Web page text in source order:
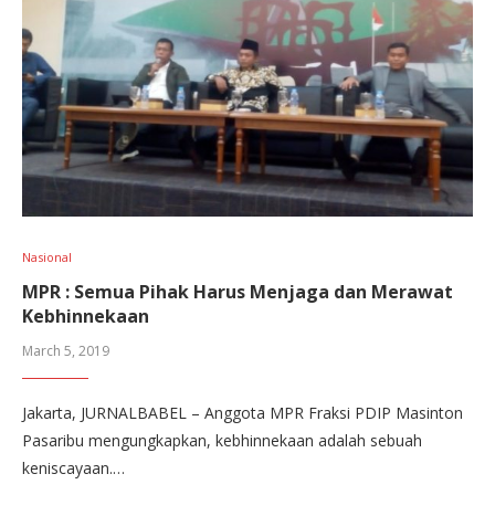
Nasional
MPR : Semua Pihak Harus Menjaga dan Merawat
Kebhinnekaan
March 5, 2019
Jakarta, JURNALBABEL – Anggota MPR Fraksi PDIP Masinton
Pasaribu mengungkapkan, kebhinnekaan adalah sebuah
keniscayaan.…